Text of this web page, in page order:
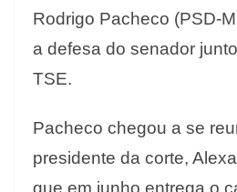
Rodrigo Pacheco (PSD-
a defesa do senador
TSE.
Pacheco chegou a se
presidente da corte,
que em junho entrega o